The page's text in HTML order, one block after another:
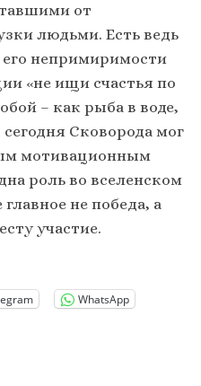
от
людьми. Есть ведь
его непримиримости
«не ищи счастья по
– как рыба в воде,
Сковорода мог
мотивационным
роль во вселенском
не победа, а
участие.
WhatsApp